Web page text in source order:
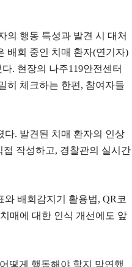
의 행동 특성과 발견 시 대처
배회 중인 치매 환자(연기자)
. 현장의 나주119안전센터
히 체크하는 한편, 참여자들
다. 발견된 치매 환자의 인상
접 작성하고, 경찰관의 실시간
배회감지기 활용법, QR코
매에 대한 인식 개선에도 앞
떻게 행동해야 할지 막연했